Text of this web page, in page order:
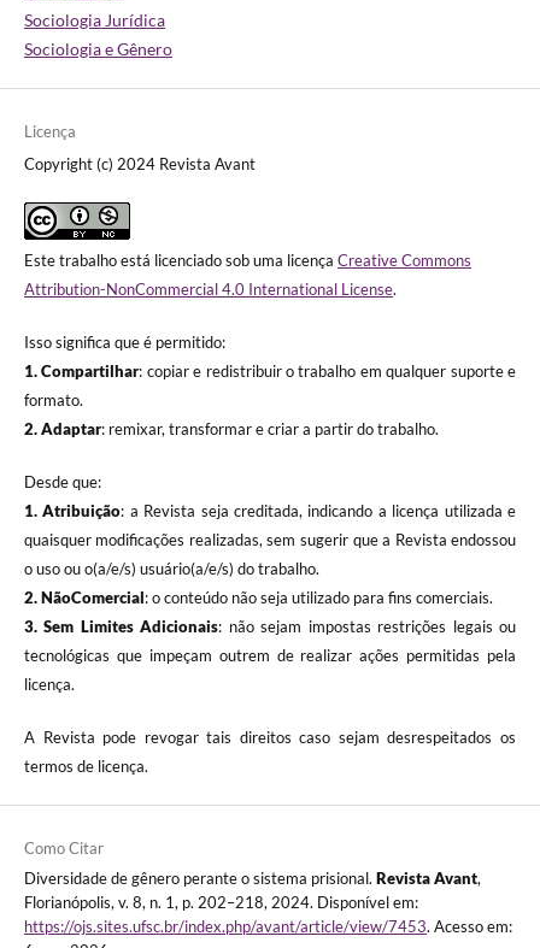
Sociologia Jurídica
Sociologia e Gênero
Licença
Copyright (c) 2024 Revista Avant
Este trabalho está licenciado sob uma licença Creative Commons
Attribution-NonCommercial 4.0 International License.
Isso significa que é permitido:
1. Compartilhar: copiar e redistribuir o trabalho em qualquer suporte e
formato.
2. Adaptar: remixar, transformar e criar a partir do trabalho.
Desde que:
1. Atribuição: a Revista seja creditada, indicando a licença utilizada e
quaisquer modificações realizadas, sem sugerir que a Revista endossou
o uso ou o(a/e/s) usuário(a/e/s) do trabalho.
2. NãoComercial: o conteúdo não seja utilizado para fins comerciais.
3.Sem Limites Adicionais: não sejam impostas restrições legais ou
tecnológicas que impeçam outrem de realizar ações permitidas pela
licença.
A Revista pode revogar tais direitos caso sejam desrespeitados os
termos de licença.
Como Citar
Diversidade de gênero perante o sistema prisional. Revista Avant,
Florianópolis, v. 8, n. 1, p. 202–218, 2024. Disponível em:
https://ojs.sites.ufsc.br/index.php/avant/article/view/7453. Acesso em: